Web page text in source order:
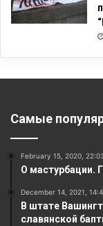
Самые
February 15, 2020,
О мастурбации.
December 14, 2021,
В штате
славянской